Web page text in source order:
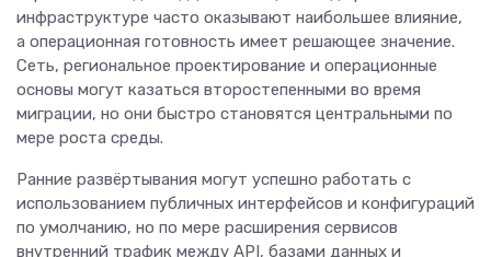
инфраструктуре часто оказывают наибольшее влияние,
а операционная готовность имеет решающее значение.
Сеть, региональное проектирование и операционные
основы могут казаться второстепенными во время
миграции, но они быстро становятся центральными по
мере роста среды.
Ранние развёртывания могут успешно работать с
использованием публичных интерфейсов и конфигураций
по умолчанию, но по мере расширения сервисов
внутренний трафик между API, базами данных и